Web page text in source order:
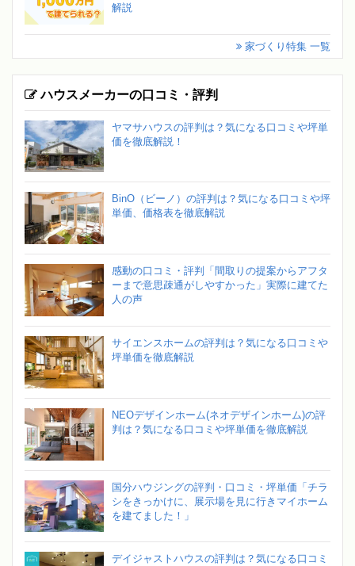
解説
家づくり特集 一覧
ハウスメーカーの口コミ・評判
ヤマサハウスの評判は？気になる口コミや坪単
価を徹底解説！
BinO（ビーノ）の評判は？気になる口コミや坪
単価、価格表を徹底解説
感動の口コミ・評判「間取りの提案からアフタ
ーまで意思疎通がしやすかった」実際に建てた
人の声
サイエンスホームの評判は？気になる口コミや
坪単価を徹底解説
NEOデザインホーム(ネオデザインホーム)の評
判は？気になる口コミや坪単価を徹底解説
国分ハウジングの評判・口コミ・坪単価「チラ
シをきっかけに、展示場を見に行きマイホーム
を建てました！」
デイジャストハウスの評判は？気になる口コミ